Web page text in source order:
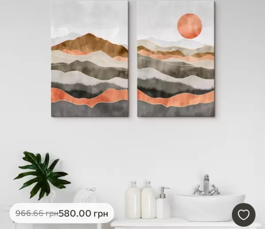
966.66грн580.00 грн